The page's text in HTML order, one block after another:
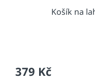
Košík na
379 Kč